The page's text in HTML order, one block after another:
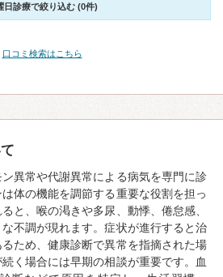
日診療で絞り込む (0件)
口コミ検索はこちら
異常や代謝異常による病気を専門に診
体の機能を調節する重要な役割を担っ
と、喉の渇きや多尿、動悸、倦怠感、
不調が現れます。症状が進行すると治
ため、健康診断で異常を指摘された場
く場合には早期の相談が重要です。血